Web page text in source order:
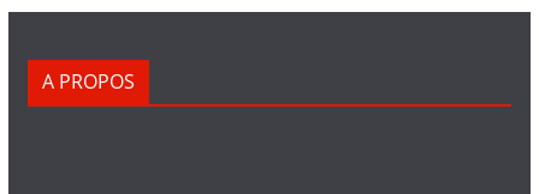
A PROPOS